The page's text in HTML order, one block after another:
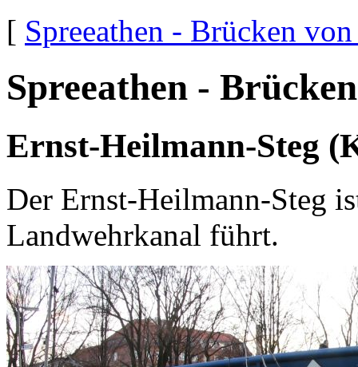
[ Spreeathen - Brücken
Spreeathen -
Ernst-Heilmann-Steg
Der Ernst-Heilmann-Steg
Landwehrkanal führt.